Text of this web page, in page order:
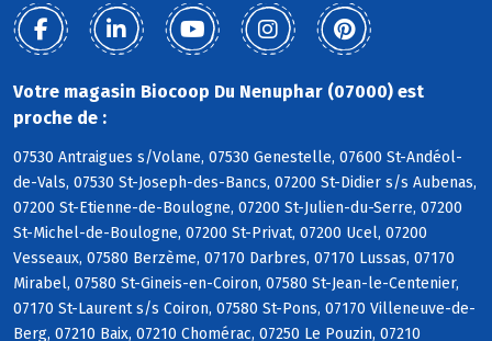
Votre magasin Biocoop Du Nenuphar (07000) est
proche de :
07530 Antraigues s/Volane, 07530 Genestelle, 07600 St-Andéol-
de-Vals, 07530 St-Joseph-des-Bancs, 07200 St-Didier s/s Aubenas,
07200 St-Etienne-de-Boulogne, 07200 St-Julien-du-Serre, 07200
St-Michel-de-Boulogne, 07200 St-Privat, 07200 Ucel, 07200
Vesseaux, 07580 Berzème, 07170 Darbres, 07170 Lussas, 07170
Mirabel, 07580 St-Gineis-en-Coiron, 07580 St-Jean-le-Centenier,
07170 St-Laurent s/s Coiron, 07580 St-Pons, 07170 Villeneuve-de-
Berg, 07210 Baix, 07210 Chomérac, 07250 Le Pouzin, 07210